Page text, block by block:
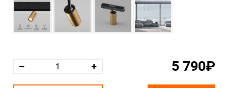
5 790₽